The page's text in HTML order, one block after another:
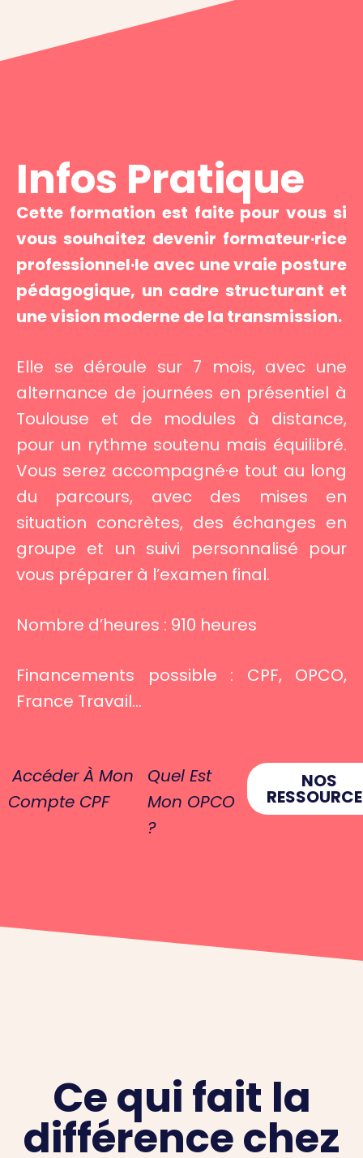
Infos Pratique
Cette formation est faite pour vous si
vous souhaitez devenir formateur·rice
professionnel·le avec une vraie posture
pédagogique, un cadre structurant et
une vision moderne de la transmission.
Elle se déroule sur 7 mois, avec une
alternance de journées en présentiel à
Toulouse et de modules à distance,
pour un rythme soutenu mais équilibré.
Vous serez accompagné·e tout au long
du parcours, avec des mises en
situation concrètes, des échanges en
groupe et un suivi personnalisé pour
vous préparer à l’examen final.
Nombre d’heures : 910 heures
Financements possible : CPF, OPCO,
France Travail…
Accéder À Mon
Compte CPF
Quel Est
Mon OPCO
?
NOS
Ce qui fait la
différence chez